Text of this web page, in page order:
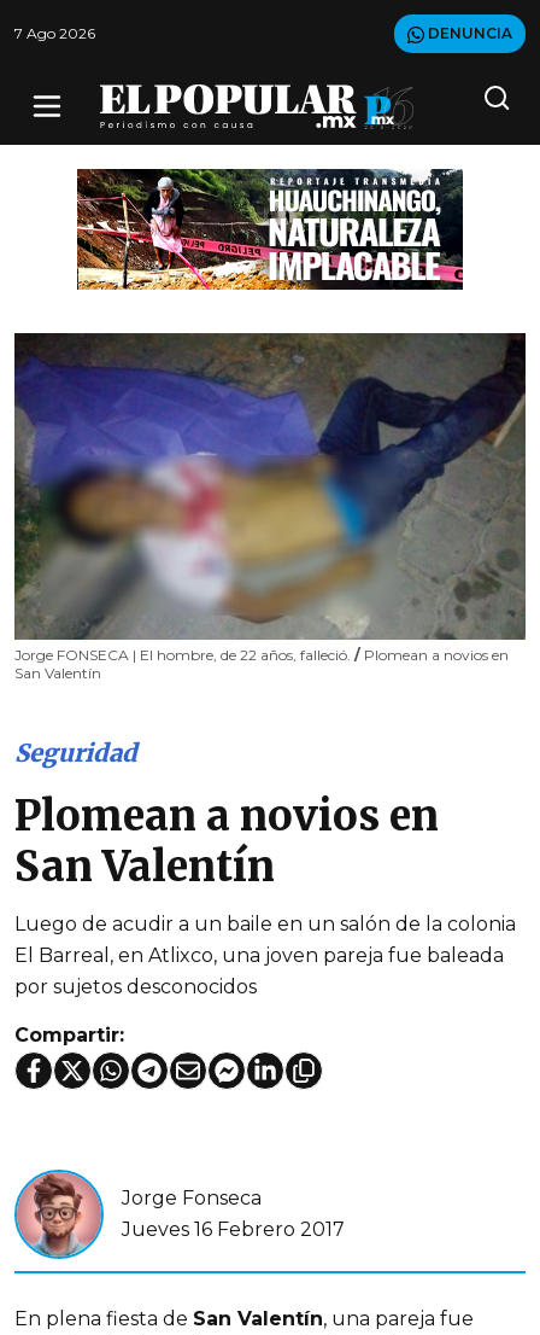
7 Ago 2026 DENUNCIA
Jorge FONSECA | El hombre, de 22 años, falleció. / Plomean a novios en
San Valentín
Seguridad
Plomean a novios en
San Valentín
Luego de acudir a un baile en un salón de la colonia
El Barreal, en Atlixco, una joven pareja fue baleada
por sujetos desconocidos
Compartir:
Jorge Fonseca
Jueves 16 Febrero 2017
En plena fiesta de San Valentín, una pareja fue